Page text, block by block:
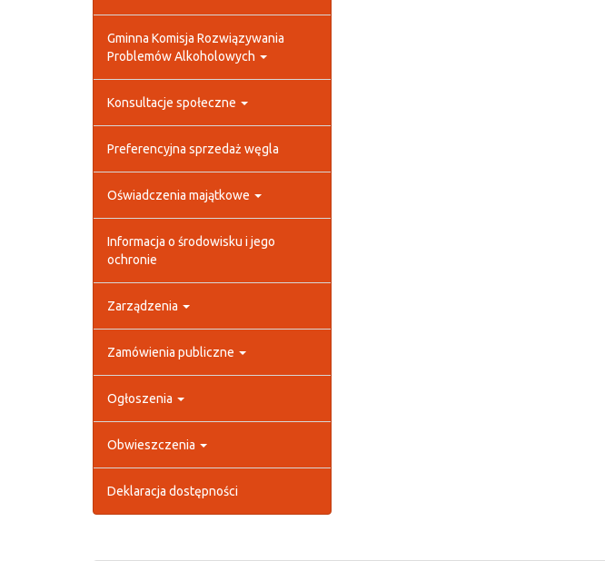
Gminna Komisja Rozwiązywania
Problemów Alkoholowych
Konsultacje społeczne
Preferencyjna sprzedaż węgla
Oświadczenia majątkowe
Informacja o środowisku i jego
ochronie
Zarządzenia
Zamówienia publiczne
Ogłoszenia
Obwieszczenia
Deklaracja dostępności